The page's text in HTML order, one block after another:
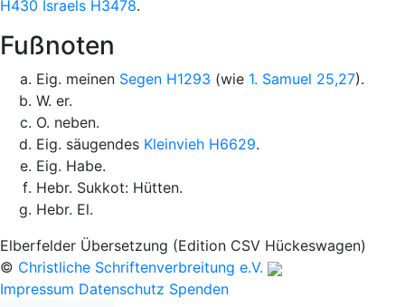
H430 Israels H3478.
Fußnoten
Eig. meinen Segen H1293 (wie 1. Samuel 25,27).
W. er.
O. neben.
Eig. säugendes Kleinvieh H6629.
Eig. Habe.
Hebr. Sukkot: Hütten.
Hebr. El.
Elberfelder Übersetzung (Edition CSV Hückeswagen)
© Christliche Schriftenverbreitung e.V.
Impressum Datenschutz Spenden